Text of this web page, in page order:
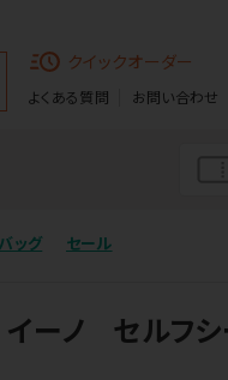
クイックオーダー
よくある質問 お問い合わせ
ッグ セール
ーノ セルフシ